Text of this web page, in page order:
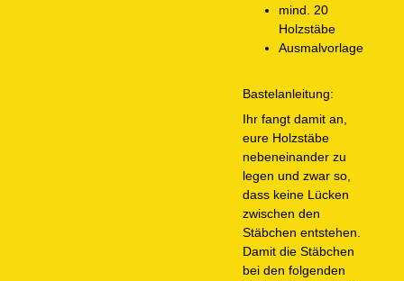
mind. 20
Holzstäbe
Ausmalvorlage
Bastelanleitung:
Ihr fangt damit an,
eure Holzstäbe
nebeneinander zu
legen und zwar so,
dass keine Lücken
zwischen den
Stäbchen entstehen.
Damit die Stäbchen
bei den folgenden